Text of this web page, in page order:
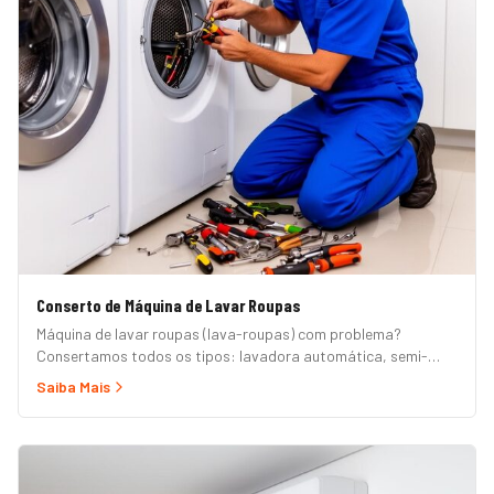
Conserto de Máquina de Lavar Roupas
Máquina de lavar roupas (lava-roupas) com problema?
Consertamos todos os tipos: lavadora automática, semi-
automática, tanquinho, abertura superior e frontal. Marcas
Continental e Mueller. Atendimento em domicílio com
orçamento grátis.
Saiba Mais